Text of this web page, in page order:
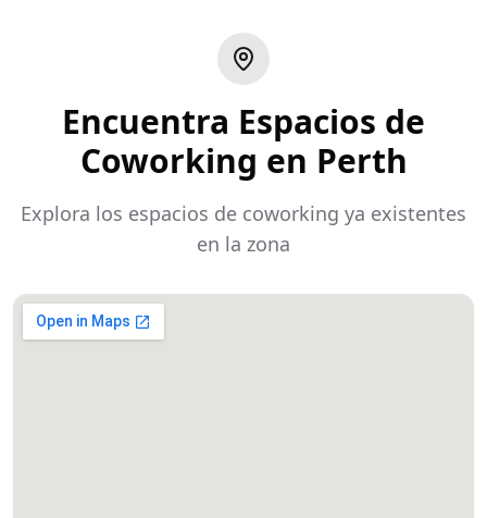
Encuentra Espacios de
Coworking en Perth
Explora los espacios de coworking ya existentes
en la zona